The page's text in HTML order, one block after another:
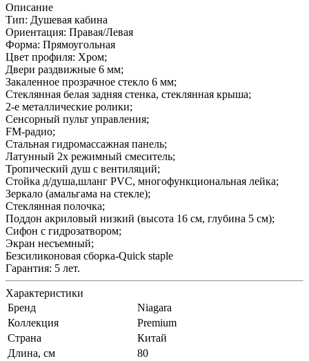
Описание
Тип: Душевая кабина
Ориентация: Правая/Левая
Форма: Прямоугольная
Цвет профиля: Хром;
Двери раздвижные 6 мм;
Закаленное прозрачное стекло 6 мм;
Стеклянная белая задняя стенка, стеклянная крыша;
2-е металлические ролики;
Сенсорный пульт управления;
FM-радио;
Стальная гидромассажная панель;
Латунный 2х режимный смеситель;
Тропический душ с вентиляций;
Стойка д/душа,шланг PVC, многофункциональная лейка;
Зеркало (амальгама на стекле);
Стеклянная полочка;
Поддон акриловый низкий (высота 16 см, глубина 5 см);
Сифон с гидрозатвором;
Экран несъемный;
Безсиликоновая сборка-Quick staple
Гарантия: 5 лет.
Характеристики
Бренд
Niagara
Коллекция
Premium
Страна
Китай
Длина, см
80